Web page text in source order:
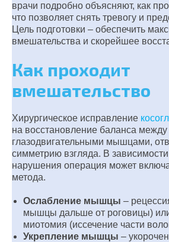
врачи подробно объясняют, как
что позволяет снять тревогу и
Цель подготовки – обеспечить
вмешательства и скорейшее
Как проходит
вмешательство
Хирургическое исправление
на восстановление баланса между
глазодвигательными мышцами,
симметрию взгляда. В зависимости
нарушения операция может
метода.
Ослабление мышцы –
мышцы дальше от роговицы)
миотомия (иссечение части
Укрепление мышцы –